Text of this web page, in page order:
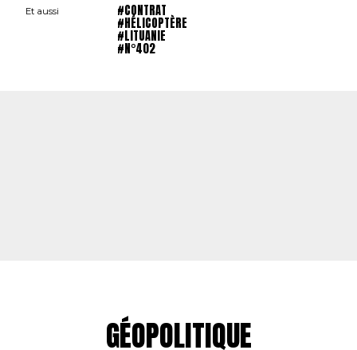
Et aussi #CONTRAT
#HÉLICOPTÈRE
#LITUANIE
#N°402
GÉOPOLITIQUE